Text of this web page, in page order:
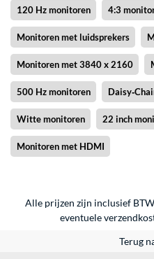
120 Hz monitoren 4:3
Monitoren met luidsprekers
Monitoren met 3840 x 2160
500 Hz monitoren
Witte monitoren 22 inch
Monitoren met HDMI
Alle prijzen zijn inclusief
eventuele
Terug